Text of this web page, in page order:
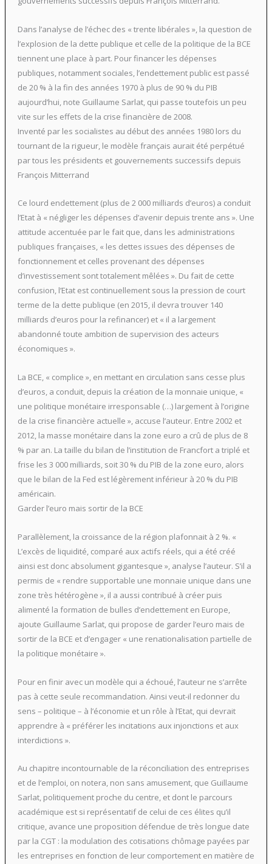
Dans l’analyse de l’échec des « trente libérales », la question de
l’explosion de la dette publique et celle de la politique de la BCE
tiennent une place à part. Pour financer les dépenses
publiques, notamment sociales, l’endettement public est passé
de 20 % à la fin des années 1970 à plus de 90 % du PIB
aujourd’hui, note Guillaume Sarlat, qui passe toutefois un peu
vite sur les effets de la crise financière de 2008.
Inventé par les socialistes au début des années 1980 lors du
tournant de la rigueur, le modèle français aurait été perpétué
par tous les présidents et gouvernements successifs depuis
François Mitterrand
Ce lourd endettement (plus de 2 000 milliards d’euros) a conduit
l’Etat à « négliger les dépenses d’avenir depuis trente ans ». Une
attitude accentuée par le fait que, dans les administrations
publiques françaises, « les dettes issues des dépenses de
fonctionnement et celles provenant des dépenses
d’investissement sont totalement mêlées ». Du fait de cette
confusion, l’Etat est continuellement sous la pression de court
terme de la dette publique (en 2015, il devra trouver 140
milliards d’euros pour la refinancer) et « il a largement
abandonné toute ambition de supervision des acteurs
économiques ».
La BCE, « complice », en mettant en circulation sans cesse plus
d’euros, a conduit, depuis la création de la monnaie unique, «
une politique monétaire irresponsable (…) largement à l’origine
de la crise financière actuelle », accuse l’auteur. Entre 2002 et
2012, la masse monétaire dans la zone euro a crû de plus de 8
% par an. La taille du bilan de l’institution de Francfort a triplé et
frise les 3 000 milliards, soit 30 % du PIB de la zone euro, alors
que le bilan de la Fed est légèrement inférieur à 20 % du PIB
américain.
Garder l’euro mais sortir de la BCE
Parallèlement, la croissance de la région plafonnait à 2 %. «
L’excès de liquidité, comparé aux actifs réels, qui a été créé
ainsi est donc absolument gigantesque », analyse l’auteur. S’il a
permis de « rendre supportable une monnaie unique dans une
zone très hétérogène », il a aussi contribué à créer puis
alimenté la formation de bulles d’endettement en Europe,
ajoute Guillaume Sarlat, qui propose de garder l’euro mais de
sortir de la BCE et d’engager « une renationalisation partielle de
la politique monétaire ».
Pour en finir avec un modèle qui a échoué, l’auteur ne s’arrête
pas à cette seule recommandation. Ainsi veut-il redonner du
sens – politique – à l’économie et un rôle à l’Etat, qui devrait
apprendre à « préférer les incitations aux injonctions et aux
interdictions ».
Au chapitre incontournable de la réconciliation des entreprises
et de l’emploi, on notera, non sans amusement, que Guillaume
Sarlat, politiquement proche du centre, et dont le parcours
académique est si représentatif de celui de ces élites qu’il
critique, avance une proposition défendue de très longue date
par la CGT : la modulation des cotisations chômage payées par
les entreprises en fonction de leur comportement en matière de